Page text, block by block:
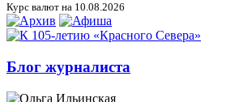
Курс валют на 10.08.2026
Блог журналиста